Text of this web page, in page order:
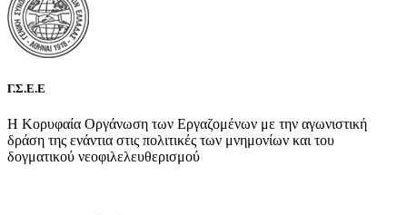
Γ.Σ.Ε.Ε
Η Κορυφαία Οργάνωση των Εργαζομένων με την αγωνιστική
δράση της ενάντια στις πολιτικές των μνημονίων και του
δογματικού νεοφιλελευθερισμού